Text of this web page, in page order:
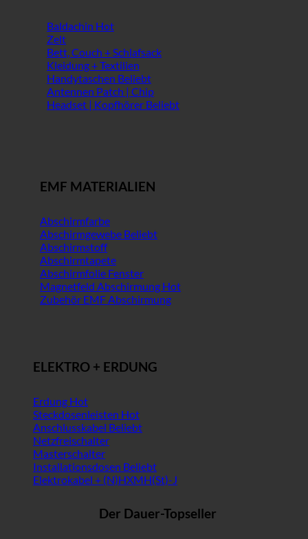
Baldachin
Zelt
Bett, Couch + Schlafsack
Kleidung + Textilien
Handytaschen
Antennen Patch | Chip
Headset | Kopfhörer
EMF MATERIALIEN
Abschirmfarbe
Abschirmgewebe
Abschirmstoff
Abschirmtapete
Abschirmfolie Fenster
Magnetfeld Abschirmung
Zubehör EMF Abschirmung
ELEKTRO + ERDUNG
Erdung
Steckdosenleisten
Anschlusskabel
Netzfreischalter
Masterschalter
Installationsdosen
Elektrokabel + (N)HXMH(St)-J
Der Dauer-Topseller